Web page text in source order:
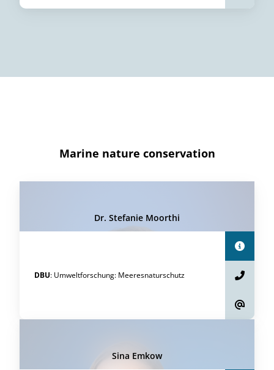
Marine nature conservation
Dr. Stefanie Moorthi
DBU: Umweltforschung: Meeresnaturschutz
Sina Emkow